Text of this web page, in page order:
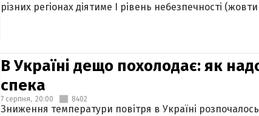
різних регіонах діятиме І рівень небезпечності
В Україні дещо похолодає: як
спека
7 серпня, 20:00 8402
Зниження температури повітря в Україні розпочалось